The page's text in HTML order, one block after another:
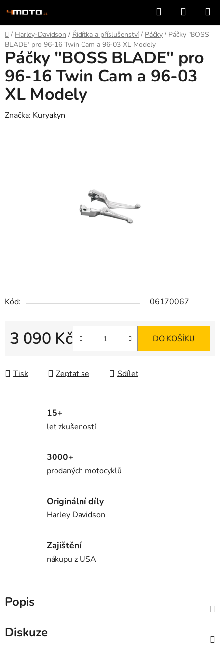
na
obsah
Hledat
KOŠÍK
Domů
/ Harley-Davidson / Řidítka a příslušenství / Páčky / Páčky "BOSS
BLADE" pro 96-16 Twin Cam a 96-03 XL Modely
Kód: 06170067
3 090 Kč DO KOŠÍKU
Tisk Zeptat se Sdílet
Páčky "BOSS BLADE" pro
96-16 Twin Cam a 96-03
XL Modely
Značka: Kuryakyn
15+
let zkušeností
3000+
prodaných motocyklů
Originální díly
Harley Davidson
Zajištění
nákupu z USA
Popis
Diskuze